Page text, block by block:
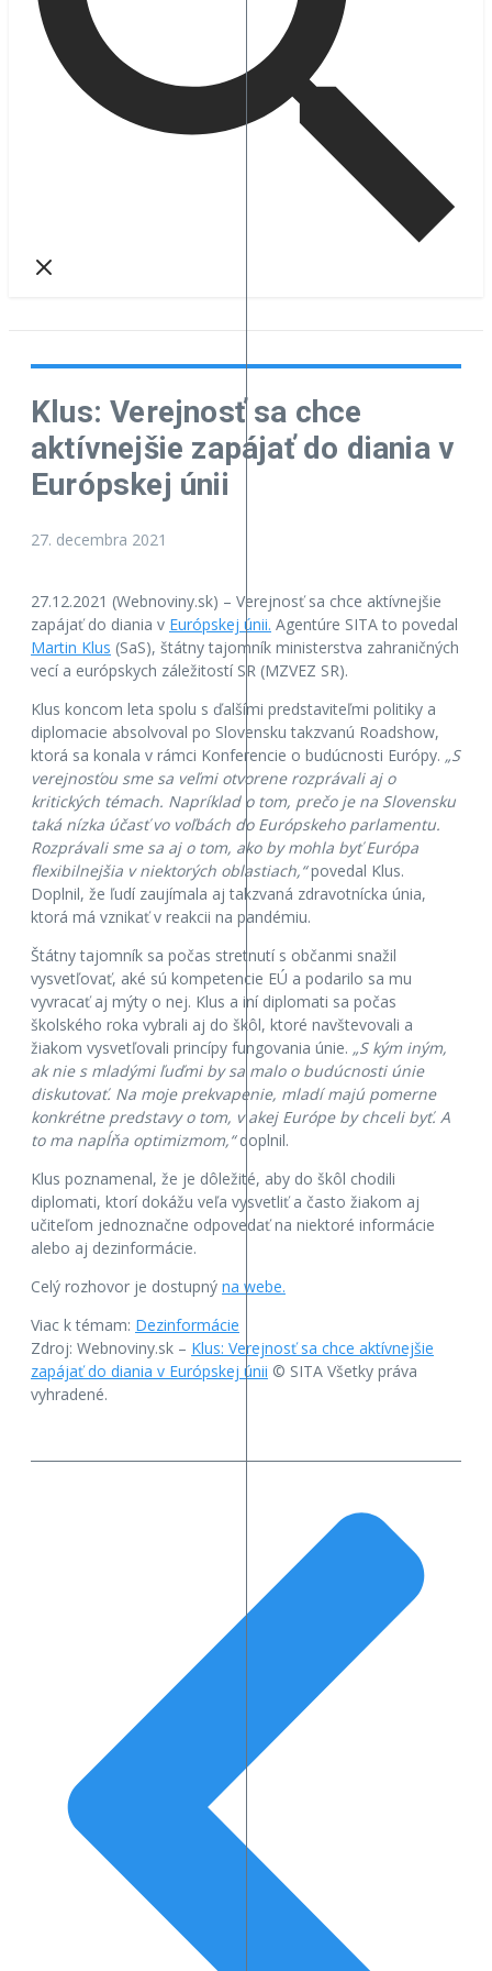
Klus: Verejnosť sa chce
aktívnejšie zapájať do diania v
Európskej únii
27. decembra 2021
27.12.2021 (Webnoviny.sk) – Verejnosť sa chce aktívnejšie
zapájať do diania v Európskej únii. Agentúre SITA to povedal
Martin Klus (SaS), štátny tajomník ministerstva zahraničných
vecí a európskych záležitostí SR (MZVEZ SR).
Klus koncom leta spolu s ďalšími predstaviteľmi politiky a
diplomacie absolvoval po Slovensku takzvanú Roadshow,
ktorá sa konala v rámci Konferencie o budúcnosti Európy. „S
verejnosťou sme sa veľmi otvorene rozprávali aj o
kritických témach. Napríklad o tom, prečo je na Slovensku
taká nízka účasť vo voľbách do Európskeho parlamentu.
Rozprávali sme sa aj o tom, ako by mohla byť Európa
flexibilnejšia v niektorých oblastiach,“povedal Klus.
Doplnil, že ľudí zaujímala aj takzvaná zdravotnícka únia,
ktorá má vznikať v reakcii na pandémiu.
Štátny tajomník sa počas stretnutí s občanmi snažil
vysvetľovať, aké sú kompetencie EÚ a podarilo sa mu
vyvracať aj mýty o nej. Klus a iní diplomati sa počas
školského roka vybrali aj do škôl, ktoré navštevovali a
žiakom vysvetľovali princípy fungovania únie. „S kým iným,
ak nie s mladými ľuďmi by sa malo o budúcnosti únie
diskutovať. Na moje prekvapenie, mladí majú pomerne
konkrétne predstavy o tom, v akej Európe by chceli byť. A
to ma napĺňa optimizmom,“doplnil.
Klus poznamenal, že je dôležité, aby do škôl chodili
diplomati, ktorí dokážu veľa vysvetliť a často žiakom aj
učiteľom jednoznačne odpovedať na niektoré informácie
alebo aj dezinformácie.
Celý rozhovor je dostupný na webe.
Viac k témam: Dezinformácie
Zdroj: Webnoviny.sk – Klus: Verejnosť sa chce aktívnejšie
zapájať do diania v Európskej únii © SITA Všetky práva
vyhradené.